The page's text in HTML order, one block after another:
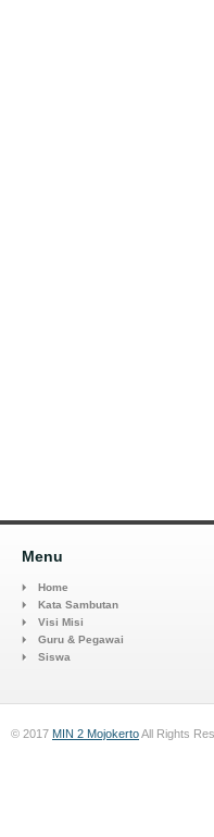
Menu
Home
Kata Sambutan
Visi Misi
Guru & Pegawai
Siswa
© 2017 MIN 2 MojokertoAll Rights